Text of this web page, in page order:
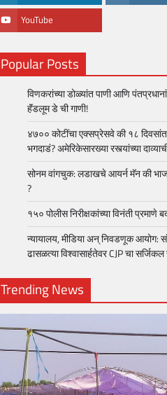
YouTube
Popular Posts
विणकरांच्या डोळ्यांत पाणी आणि
हॅंडलूम डे ची गाणी!
४७०० कोटींचा एक्सप्रेसवे की १८
भगदाडं? अमेरिकेसारख्या रस्त्यांच्या
सोनम वांगचुक: लडाखचे आयर्न मॅन की
?
१५० पोलीस निरीक्षकांच्या विनंती
न्यायालय, मीडिया अन् निवडणूक आयोग:
ढासळत्या विश्वासार्हतेवर CJP चा
Trending News